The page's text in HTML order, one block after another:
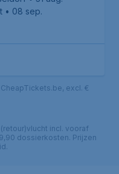
• 08 sep.
excl. €
incl. vooraf
dossierkosten. Prijzen